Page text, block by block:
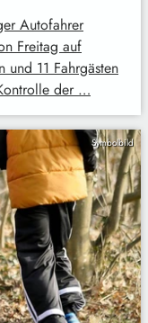
Autofahrer
Freitag auf
und 11 Fahrgästen
der …
Symbolbild